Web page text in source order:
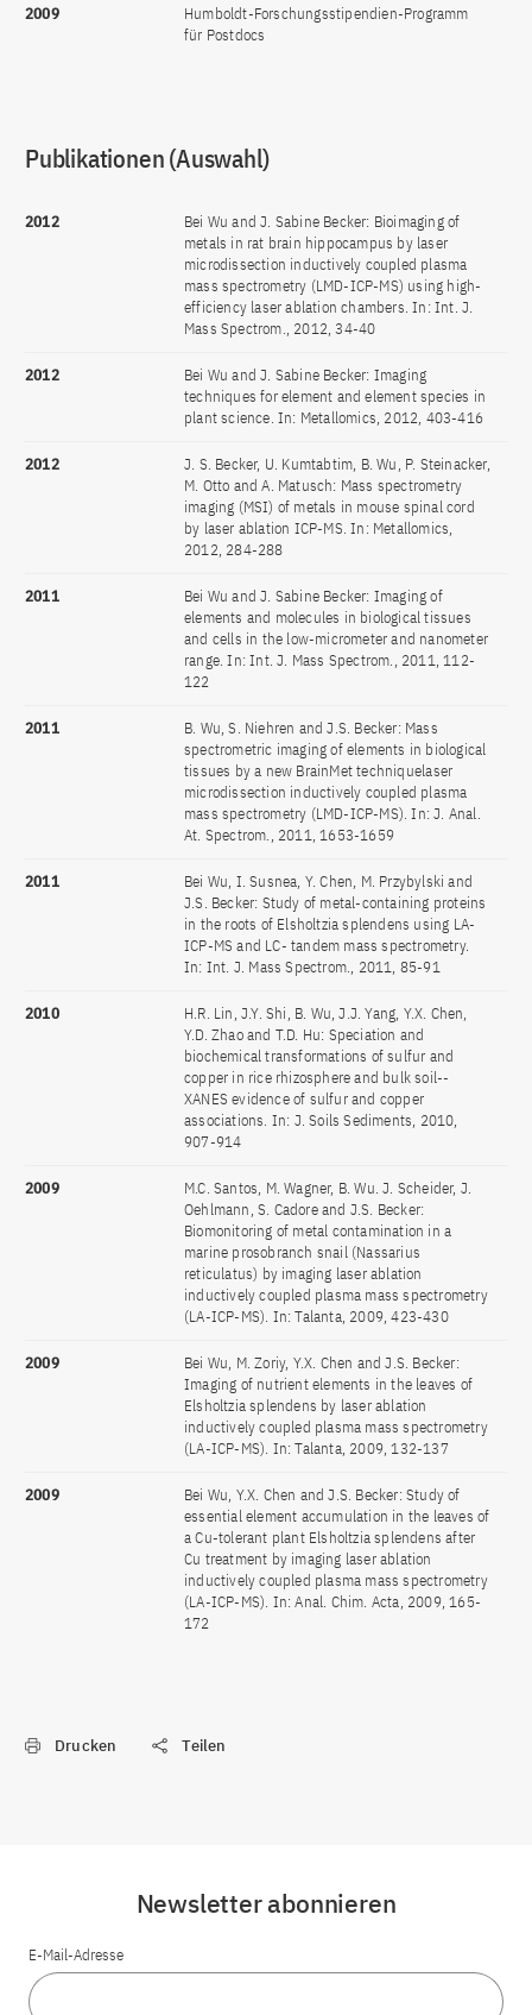
2009
Humboldt-Forschungsstipendien-Programm
für Postdocs
Publikationen (Auswahl)
2012
Bei Wu and J. Sabine Becker: Bioimaging of
metals in rat brain hippocampus by laser
microdissection inductively coupled plasma
mass spectrometry (LMD-ICP-MS) using high-
efficiency laser ablation chambers. In: Int. J.
Mass Spectrom., 2012, 34-40
2012
Bei Wu and J. Sabine Becker: Imaging
techniques for element and element species in
plant science. In: Metallomics, 2012, 403-416
2012
J. S. Becker, U. Kumtabtim, B. Wu, P. Steinacker,
M. Otto and A. Matusch: Mass spectrometry
imaging (MSI) of metals in mouse spinal cord
by laser ablation ICP-MS. In: Metallomics,
2012, 284-288
2011
Bei Wu and J. Sabine Becker: Imaging of
elements and molecules in biological tissues
and cells in the low-micrometer and nanometer
range. In: Int. J. Mass Spectrom., 2011, 112-
122
2011
B. Wu, S. Niehren and J.S. Becker: Mass
spectrometric imaging of elements in biological
tissues by a new BrainMet techniquelaser
microdissection inductively coupled plasma
mass spectrometry (LMD-ICP-MS). In: J. Anal.
At. Spectrom., 2011, 1653-1659
2011
Bei Wu, I. Susnea, Y. Chen, M. Przybylski and
J.S. Becker: Study of metal-containing proteins
in the roots of Elsholtzia splendens using LA-
ICP-MS and LC- tandem mass spectrometry.
In: Int. J. Mass Spectrom., 2011, 85-91
2010
H.R. Lin, J.Y. Shi, B. Wu, J.J. Yang, Y.X. Chen,
Y.D. Zhao and T.D. Hu: Speciation and
biochemical transformations of sulfur and
copper in rice rhizosphere and bulk soil--
XANES evidence of sulfur and copper
associations. In: J. Soils Sediments, 2010,
907-914
2009
M.C. Santos, M. Wagner, B. Wu. J. Scheider, J.
Oehlmann, S. Cadore and J.S. Becker:
Biomonitoring of metal contamination in a
marine prosobranch snail (Nassarius
reticulatus) by imaging laser ablation
inductively coupled plasma mass spectrometry
(LA-ICP-MS). In: Talanta, 2009, 423-430
2009
Bei Wu, M. Zoriy, Y.X. Chen and J.S. Becker:
Imaging of nutrient elements in the leaves of
Elsholtzia splendens by laser ablation
inductively coupled plasma mass spectrometry
(LA-ICP-MS). In: Talanta, 2009, 132-137
2009
Bei Wu, Y.X. Chen and J.S. Becker: Study of
essential element accumulation in the leaves of
a Cu-tolerant plant Elsholtzia splendens after
Cu treatment by imaging laser ablation
inductively coupled plasma mass spectrometry
(LA-ICP-MS). In: Anal. Chim. Acta, 2009, 165-
172
Drucken Teilen
Newsletter abonnieren
E-Mail-Adresse